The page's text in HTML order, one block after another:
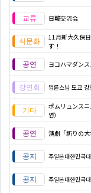
日韓交流会
11月新大久保
す！
ヨコハマダン
법륜스님 도쿄
ポムリュンスニ
연）
演劇「祈りの大
주일본대한민국
주일본대한민국